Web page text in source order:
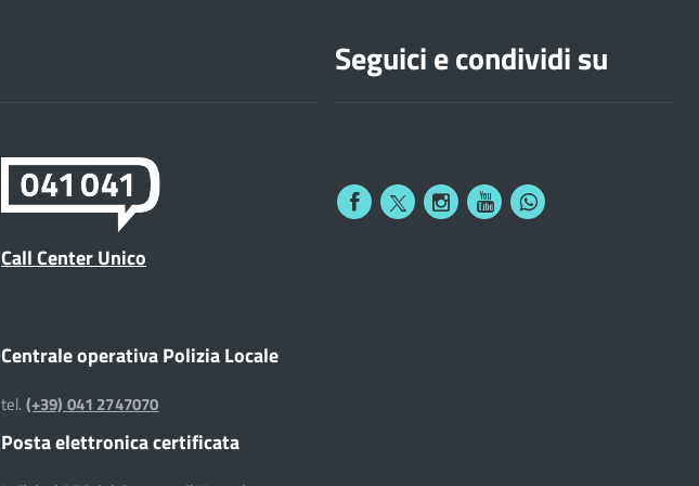
Call Center Unico
Centrale operativa Polizia Locale
tel.(+39) 041 2747070
Posta elettronica certificata
Seguici e condividi su